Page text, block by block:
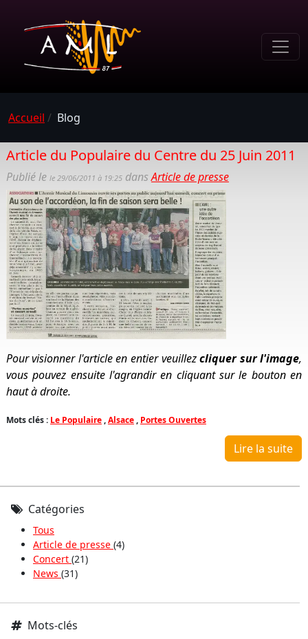
Accueil / Blog
Article du Populaire du Centre du 25 Juin 2011
Publié le le 29/06/2011 à 19:25dansArticle de presse
Pour visionner l'article en entier veuillezcliquer sur l'image,
vous pouvez ensuite l'agrandir en cliquant sur le bouton en
haut à droite.
Mots clés : Le Populaire,Alsace, Portes Ouvertes
Lire la suite
Catégories
Tous
Article de presse (4)
Concert (21)
News (31)
Mots-clés